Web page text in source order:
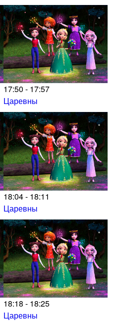
17:50 - 17:57
Царевны
18:04 - 18:11
Царевны
18:18 - 18:25
Царевны